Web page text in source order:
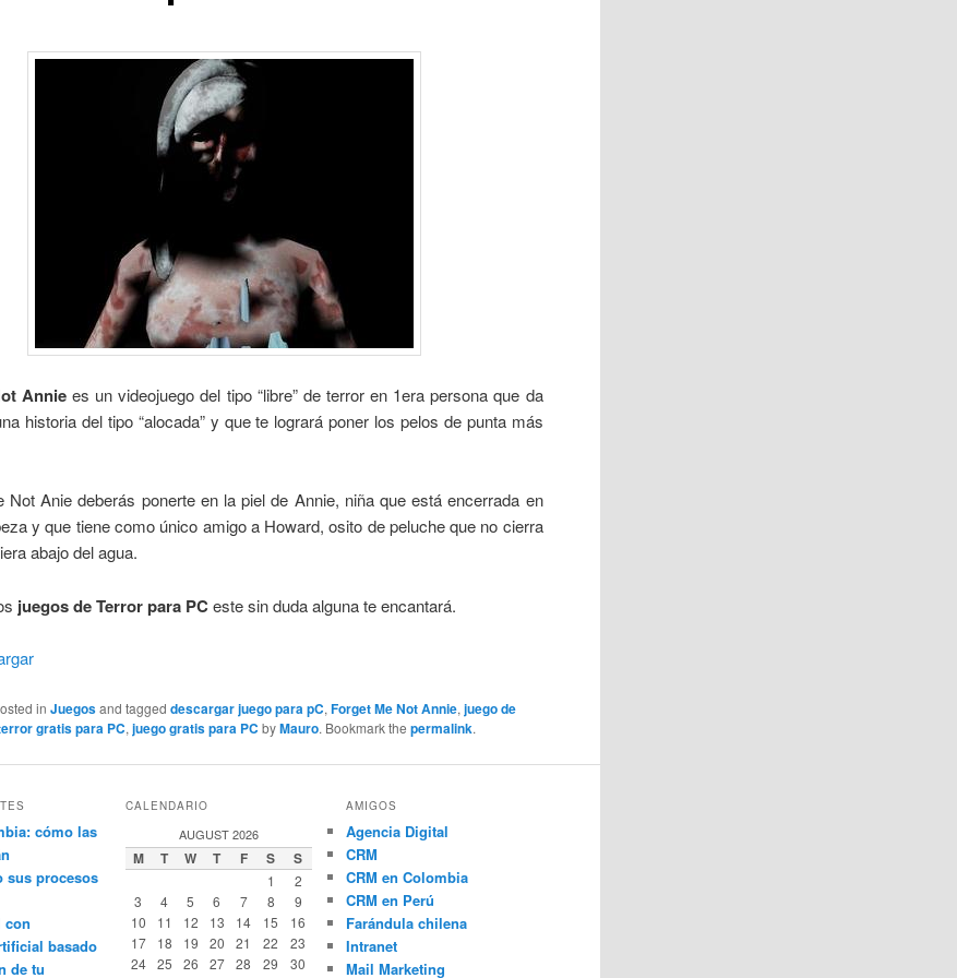
Anniees un videojuego del tipo “libre” de terror en 1era persona que da
historia del tipo “alocada” y que te logrará poner los pelos de punta más
Not Anie deberás ponerte en la piel de Annie, niña que está encerrada en
y que tiene como único amigo a Howard, osito de peluche que no cierra
abajo del agua.
juegos de Terror para PCeste sin duda alguna te encantará.
inJuegosand taggeddescargar juego para pC,Forget Me Not Annie,juego de
gratis para PC,juego gratis para PC byMauro. Bookmark thepermalink.
cómo las
sus procesos
con
basado
de tu
CALENDARIO
AUGUST 2026
M T W T F S S
1
2
3
4 5 6 7 8
9
10
11 12 13 14 15
16
17
18 19 20 21 22
23
24
25 26 27 28 29
30
AMIGOS
Agencia Digital
CRM
CRM en Colombia
CRM en Perú
Farándula chilena
Intranet
Mail Marketing